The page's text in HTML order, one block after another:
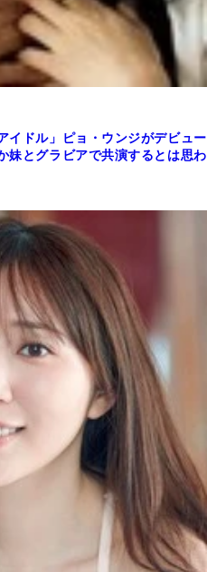
イドル」ピョ・ウンジがデビュー
妹とグラビアで共演するとは思わ